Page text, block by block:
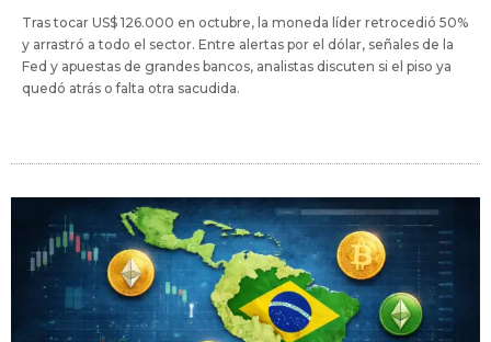
Tras tocar US$ 126.000 en octubre, la moneda líder retrocedió 50%
y arrastró a todo el sector. Entre alertas por el dólar, señales de la
Fed y apuestas de grandes bancos, analistas discuten si el piso ya
quedó atrás o falta otra sacudida.